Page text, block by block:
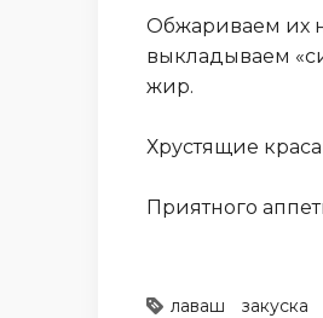
Обжариваем их
выкладываем
жир.
Хрустящие
Приятного
лаваш закуска